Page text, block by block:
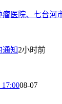
医院、七台
知2小时前
08-07